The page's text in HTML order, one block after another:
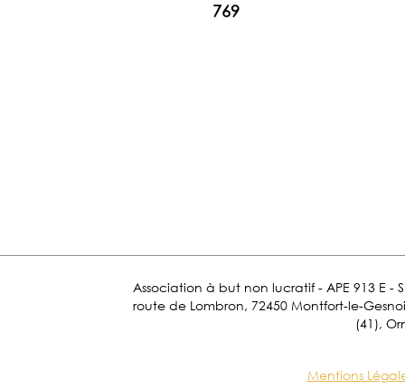
769
Association à but non lucratif - APE 913 E -
route de Lombron, 72450 Montfort-le-
(41),
Mentions